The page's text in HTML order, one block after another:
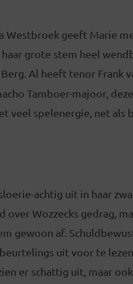
Westbroek geeft Marie
grote stem heel
Berg. Al heeft tenor Frank
Tamboer-majoor,
veel spelenergie, net als
achtig uit in haar
over Wozzecks gedrag,
gewoon af.
uit voor te
er schattig uit, maar